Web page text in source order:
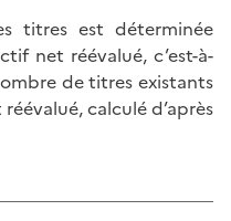
titres est déterminée
net réévalué, c’est-à-
de titres existants
calculé d’après